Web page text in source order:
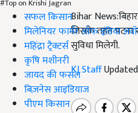
#Top on Krishi Jagran
सफल किसान
मिलेनियर फार्मर ऑफ इंडिया
महिंद्रा ट्रैक्टर्स
कृषि मशीनरी
जायद की फसल
बिज़नेस आइडियाज
पीएम किसान
Bihar
जिसके तहत पटना
सुविधा मिलेगी.
KJ Staff